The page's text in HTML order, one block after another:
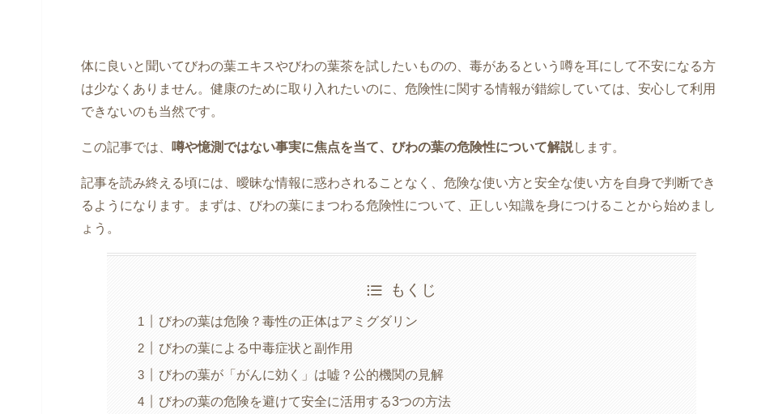
体に良いと聞いてびわの葉エキスやびわの葉茶を試したいものの、毒があるという噂を耳にして不安になる方
は少なくありません。健康のために取り入れたいのに、危険性に関する情報が錯綜していては、安心して利用
できないのも当然です。
この記事では、 噂や憶測ではない事実に焦点を当て、びわの葉の危険性について解説します。
記事を読み終える頃には、曖昧な情報に惑わされることなく、危険な使い方と安全な使い方を自身で判断でき
るようになります。まずは、びわの葉にまつわる危険性について、正しい知識を身につけることから始めまし
ょう。
もくじ
びわの葉は危険？毒性の正体はアミグダリン
びわの葉による中毒症状と副作用
びわの葉が「がんに効く」は嘘？公的機関の見解
びわの葉の危険を避けて安全に活用する3つの方法